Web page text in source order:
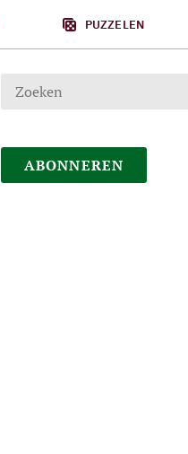
PUZZELEN
ABONNEREN